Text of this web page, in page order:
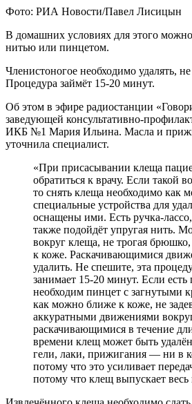
Фото: РИА Новости/Павел Лисицын
В домашних условиях для этого можно
нитью или пинцетом.
Членистоногое необходимо удалять,
Процедура займёт 15-20 минут.
Об этом в эфире радиостанции
заведующей консультативно-
ИКБ №1 Мария Ильина. Масла и
уточнила специалист.
«При присасывании клеща
обратиться к врачу. Если такой
то снять клеща необходимо как
специальные устройства для
оснащены ими. Есть ручка-
также подойдёт упругая нить.
вокруг клеща, не трогая
к коже. Раскачивающимися
удалить. Не спешите, эта
занимает 15-20 минут. Если
необходим пинцет с загнутыми
как можно ближе к коже, не
аккуратными движениями
раскачивающимися в течение
времени клещ может быть
гели, лаки, прижигания — ни в
потому что это усиливает
потому что клещ выпускает весь